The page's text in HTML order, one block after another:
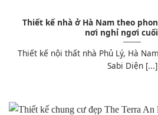
Thiết kế nhà ở Hà Nam theo
nơi nghỉ ngơi
Thiết kế nội thất nhà Phủ Lý, Hà
Sabi Diện [...]